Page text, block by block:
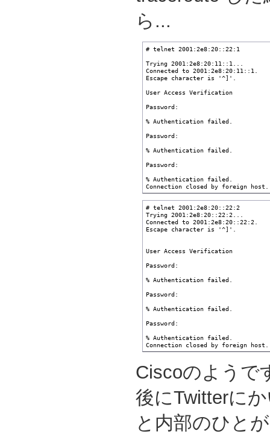
ら...
# telnet 2001:2e8:20::22:1
Trying 2001:2e8:20:11::1...
Connected to 2001:2e8:20:11::1.
Escape character is '^]'.
User Access Verification
Password:
% Authentication failed.
Password:
% Authentication failed.
Password:
% Authentication failed.
Connection closed by foreign host.
# telnet 2001:2e8:20::22:2
Trying 2001:2e8:20::22:2...
Connected to 2001:2e8:20::22:2.
Escape character is '^]'.
User Access Verification
Password:
% Authentication failed.
Password:
% Authentication failed.
Password:
% Authentication failed.
Connection closed by foreign host.
Ciscoのようで
後にTwitterに
と内部のひと